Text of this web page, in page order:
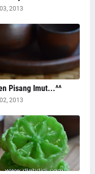
2013
Pisang Imut...^^
2013